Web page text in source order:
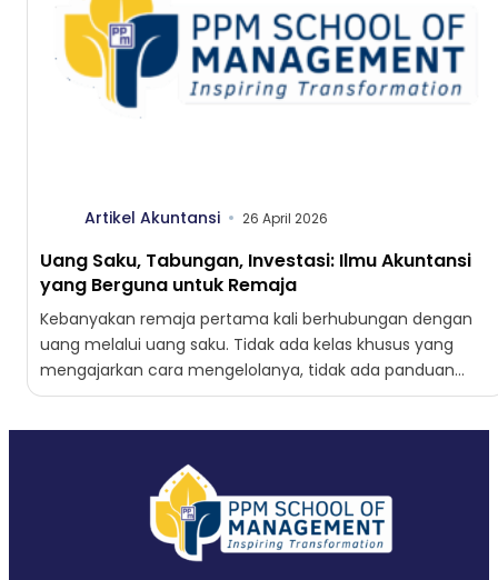
Artikel Akuntansi 26 April 2026
Uang Saku, Tabungan, Investasi: Ilmu Akuntansi
yang Berguna untuk Remaja
Kebanyakan remaja pertama kali berhubungan dengan
uang melalui uang saku. Tidak ada kelas khusus yang
mengajarkan cara mengelolanya, tidak ada panduan
tertulis tentang berapa yang...